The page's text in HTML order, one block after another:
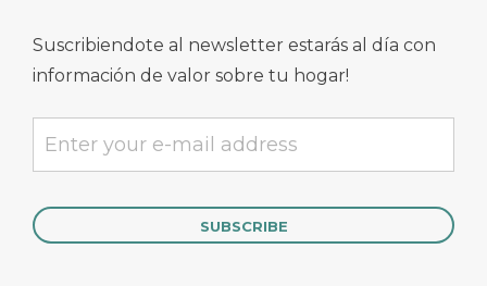
Suscribiendote al newsletter estarás al día con
información de valor sobre tu hogar!